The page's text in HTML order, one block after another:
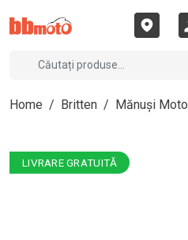
Home / Britten / Mănuși Moto
LIVRARE GRATUITĂ